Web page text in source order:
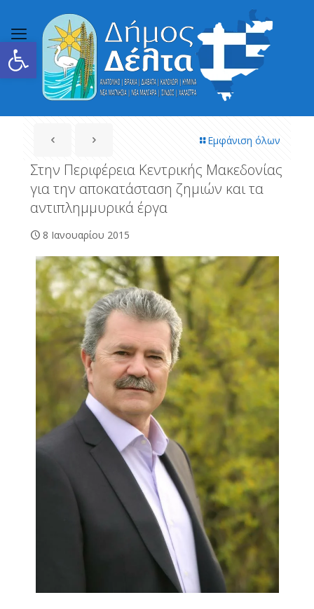
Ανοίξτε τη γραμμή εργαλείων
Εμφάνιση όλων
Στην Περιφέρεια Κεντρικής Μακεδονίας
για την αποκατάσταση ζημιών και τα
αντιπλημμυρικά έργα
8 Ιανουαρίου 2015